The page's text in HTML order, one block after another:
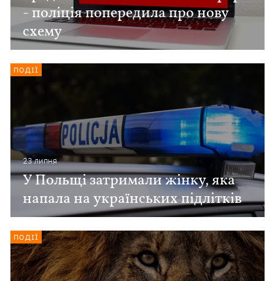
- поліція попередила про нову
схему
23 липня
У Польщі затримали жінку, яка
напала на українських підлітків
ПОДІЇ
ПОДІЇ